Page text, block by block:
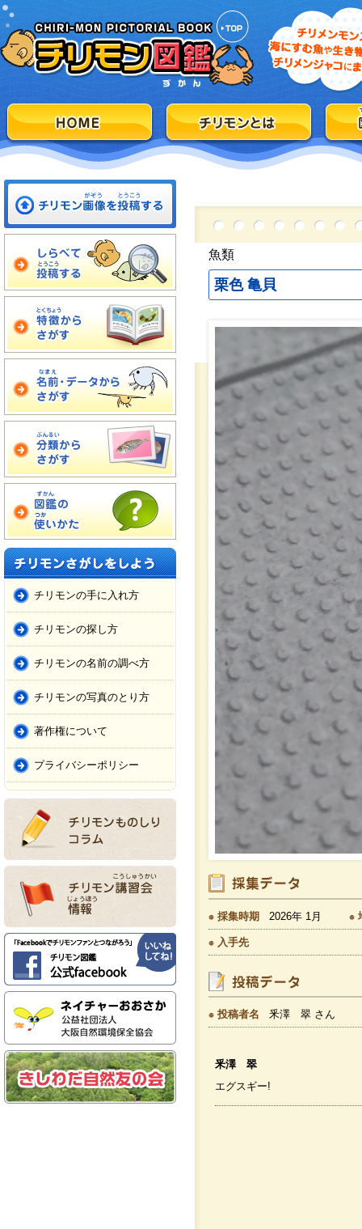
チリモンの手に入れ方
チリモンの探し方
チリモンの名前の調べ方
チリモンの写真のとり方
著作権について
プライバシーポリシー
魚類
栗色 亀貝
採集時期 2026年 1月
入手先
投稿者名 釆澤 翠 さん
釆澤 翠
エグスギー!